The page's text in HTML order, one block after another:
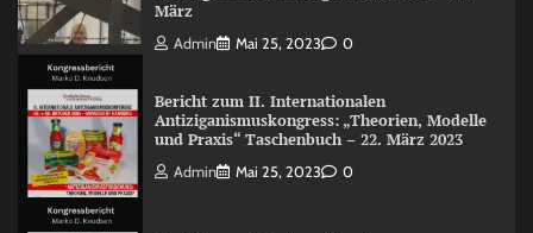
März
Admin Mai 25, 2023 0
Bericht zum II. Internationalen
Antiziganismuskongress: „Theorien, Modelle
und Praxis“ Taschenbuch – 22. März 2023
Admin Mai 25, 2023 0